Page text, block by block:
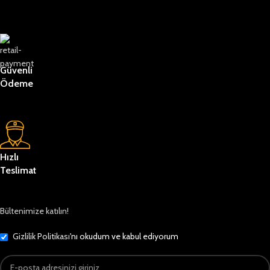
Güvenli
Ödeme
Hızlı
Teslimat
Bültenimize katılın!
Gizlilik Politikası'nı okudum ve kabul ediyorum